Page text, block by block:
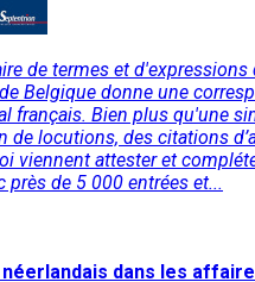
de termes et
Belgique donne une
français. Bien plus qu'une
de locutions, des citations
viennent attester et
près de 5 000 entrées et...
dans les